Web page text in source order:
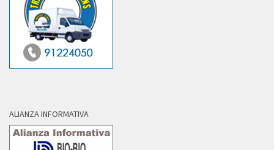
ALIANZA INFORMATIVA